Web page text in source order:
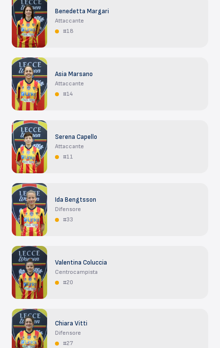
Benedetta Margari
Attaccante
#18
Asia Marsano
Attaccante
#14
Serena Capello
Attaccante
#11
Ida Bengtsson
Difensore
#33
Valentina Coluccia
Centrocampista
#20
Chiara Vitti
Difensore
#27